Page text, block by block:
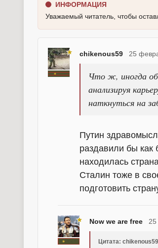
ИНФОРМАЦИЯ
Уважаемый читатель, чтобы
chikenous59 25
Что ж, иногда
анализируя
наткнуться на
Путин
раздавили бы как
находилась
Сталин тоже в
подготовить
Now we are free
Цитата: chikenous59